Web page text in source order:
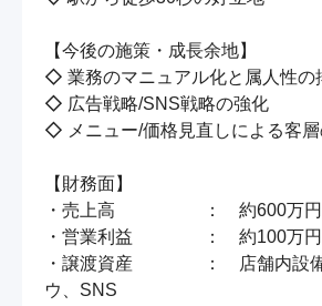
【今後の施策・成長余地】
◇ 業務のマニュアル化と属人性の
◇ 広告戦略/SNS戦略の強化
◇ メニュー/価格見直しによる客層
【財務面】
・売上高　　　　　：　約600万円
・営業利益　　　　：　約100万円
・譲渡資産　　　　：　店舗内設
ウ、SNS